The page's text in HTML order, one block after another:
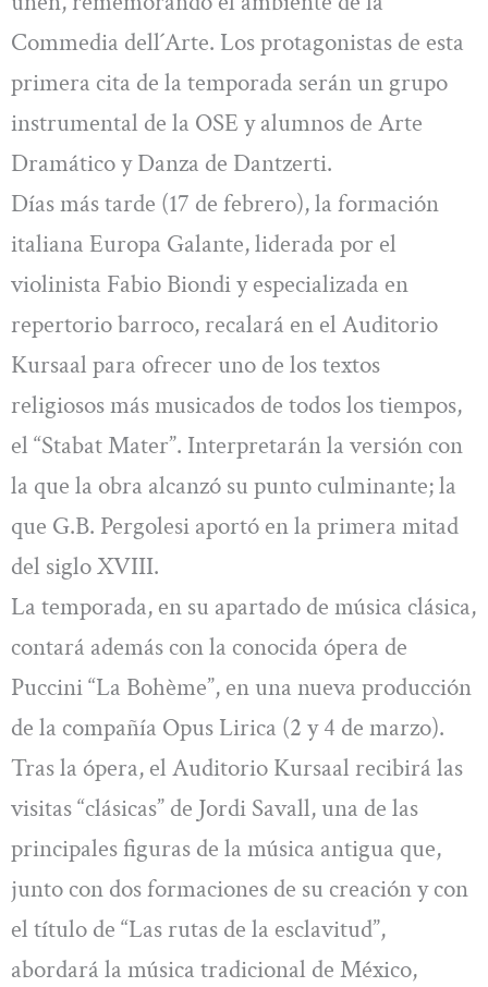
Commedia dell´Arte. Los protagonistas de esta
primera cita de la temporada serán un grupo
instrumental de la OSE y alumnos de Arte
Dramático y Danza de Dantzerti.
Días más tarde (17 de febrero), la formación
italiana Europa Galante, liderada por el
violinista Fabio Biondi y especializada en
repertorio barroco, recalará en el Auditorio
Kursaal para ofrecer uno de los textos
religiosos más musicados de todos los tiempos,
el “Stabat Mater”. Interpretarán la versión con
la que la obra alcanzó su punto culminante; la
que G.B. Pergolesi aportó en la primera mitad
del siglo XVIII.
La temporada, en su apartado de música clásica,
contará además con la conocida ópera de
Puccini “La Bohème”, en una nueva producción
de la compañía Opus Lirica (2 y 4 de marzo).
Tras la ópera, el Auditorio Kursaal recibirá las
visitas “clásicas” de Jordi Savall, una de las
principales figuras de la música antigua que,
junto con dos formaciones de su creación y con
el título de “Las rutas de la esclavitud”,
abordará la música tradicional de México,